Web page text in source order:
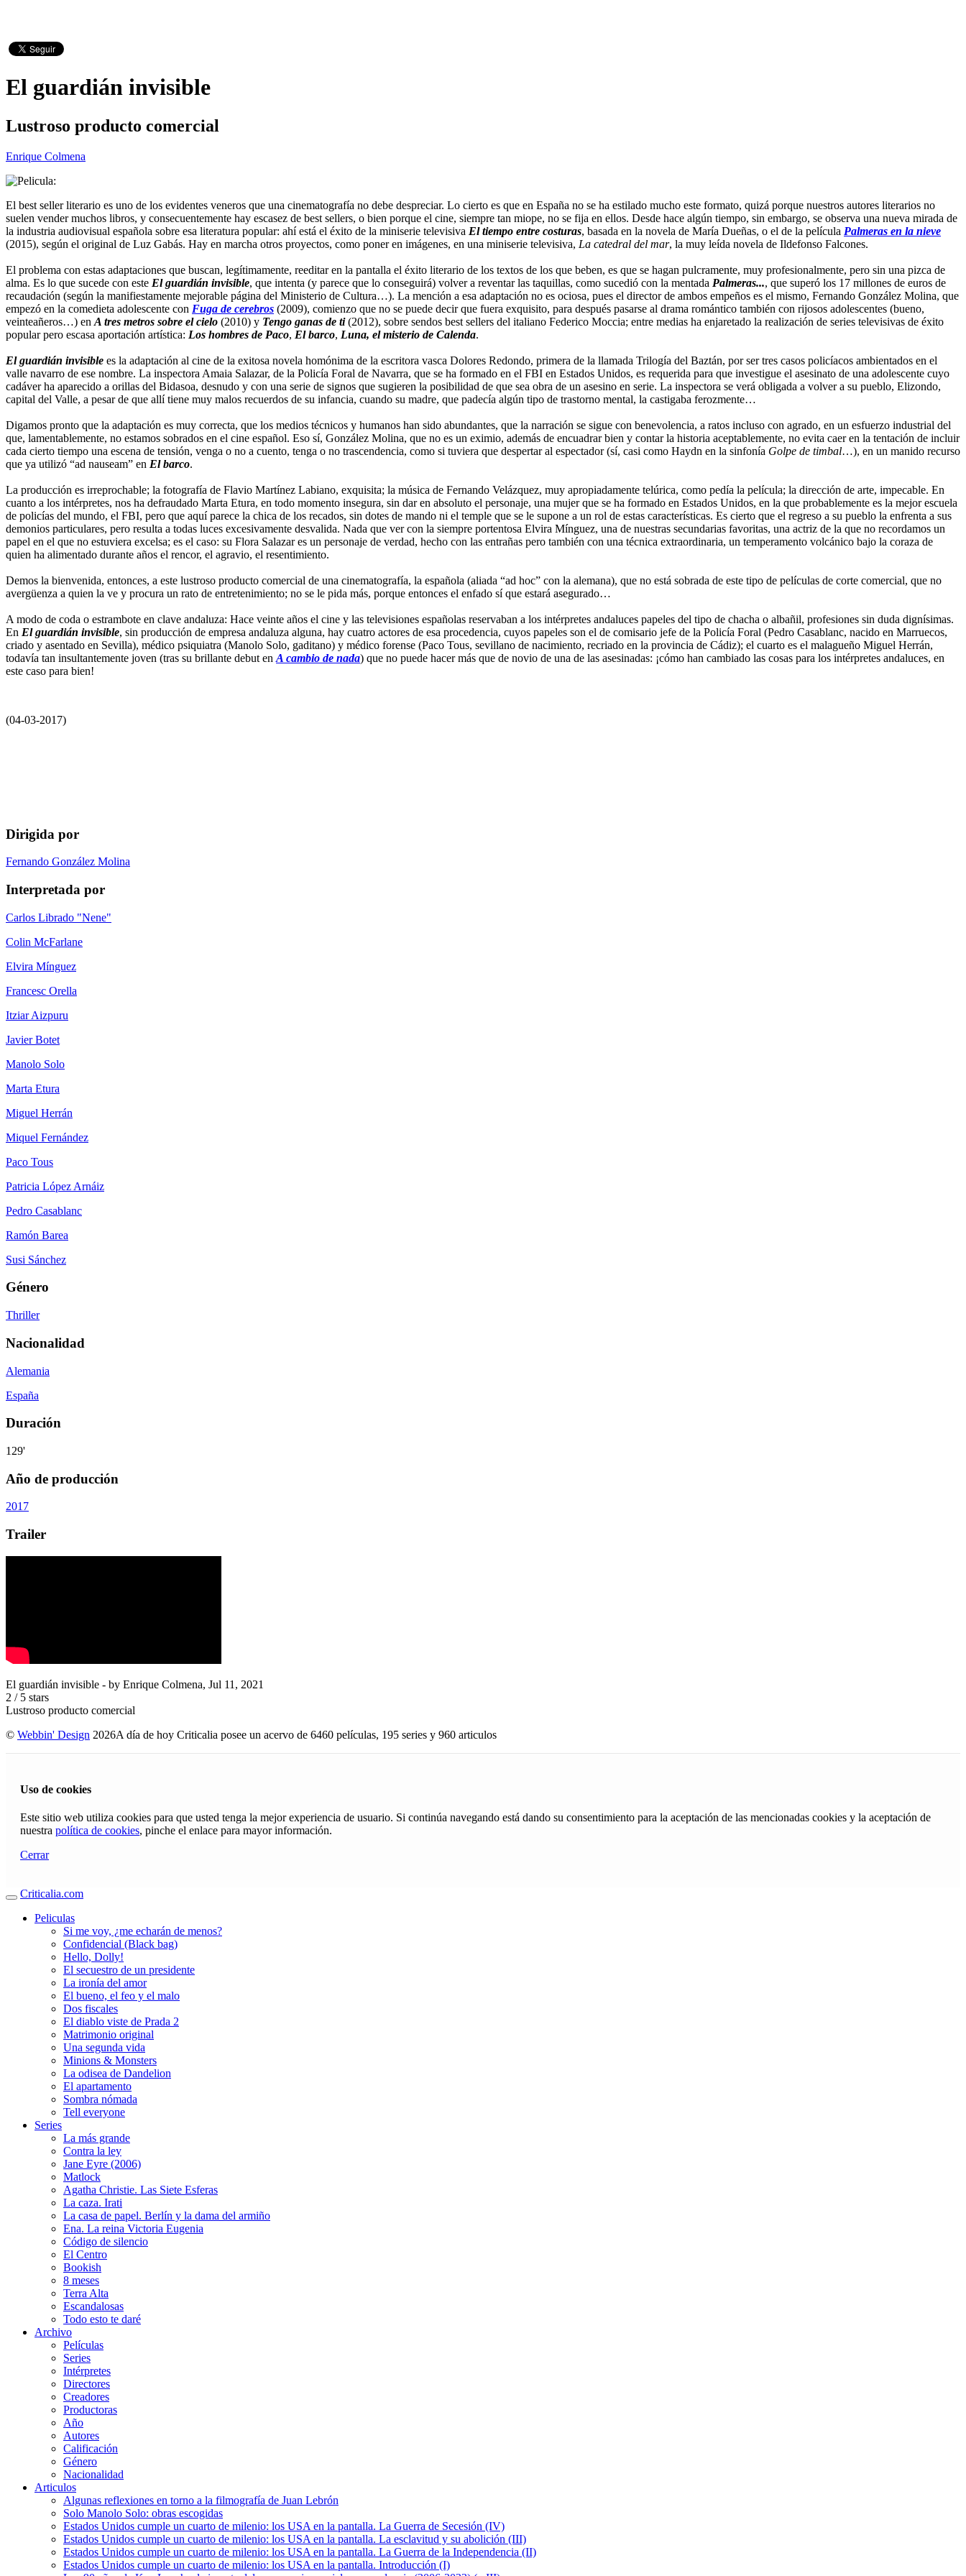
El guardián invisible
Lustroso producto comercial
Enrique Colmena
El best seller literario es uno de los evidentes veneros que una cinematografía no debe despreciar. Lo cierto es que en España no se ha estilado mucho este formato, quizá porque nuestros autores literarios no
suelen vender muchos libros, y consecuentemente hay escasez de best sellers, o bien porque el cine, siempre tan miope, no se fija en ellos. Desde hace algún tiempo, sin embargo, se observa una nueva mirada de
la industria audiovisual española sobre esa literatura popular: ahí está el éxito de la miniserie televisiva El tiempo entre costuras, basada en la novela de María Dueñas, o el de la película Palmeras en la nieve
(2015), según el original de Luz Gabás. Hay en marcha otros proyectos, como poner en imágenes, en una miniserie televisiva, La catedral del mar, la muy leída novela de Ildefonso Falcones.
El problema con estas adaptaciones que buscan, legítimamente, reeditar en la pantalla el éxito literario de los textos de los que beben, es que se hagan pulcramente, muy profesionalmente, pero sin una pizca de
alma. Es lo que sucede con este El guardián invisible, que intenta (y parece que lo conseguirá) volver a reventar las taquillas, como sucedió con la mentada Palmeras..., que superó los 17 millones de euros de
recaudación (según la manifiestamente mejorable página del Ministerio de Cultura…). La mención a esa adaptación no es ociosa, pues el director de ambos empeños es el mismo, Fernando González Molina, que
empezó en la comedieta adolescente con Fuga de cerebros (2009), comienzo que no se puede decir que fuera exquisito, para después pasarse al drama romántico también con rijosos adolescentes (bueno,
veinteañeros…) en A tres metros sobre el cielo (2010) y Tengo ganas de ti(2012), sobre sendos best sellers del italiano Federico Moccia; entre medias ha enjaretado la realización de series televisivas de éxito
popular pero escasa aportación artística: Los hombres de Paco, El barco, Luna, el misterio de Calenda.
El guardián invisible es la adaptación al cine de la exitosa novela homónima de la escritora vasca Dolores Redondo, primera de la llamada Trilogía del Baztán, por ser tres casos policíacos ambientados en el
valle navarro de ese nombre. La inspectora Amaia Salazar, de la Policía Foral de Navarra, que se ha formado en el FBI en Estados Unidos, es requerida para que investigue el asesinato de una adolescente cuyo
cadáver ha aparecido a orillas del Bidasoa, desnudo y con una serie de signos que sugieren la posibilidad de que sea obra de un asesino en serie. La inspectora se verá obligada a volver a su pueblo, Elizondo,
capital del Valle, a pesar de que allí tiene muy malos recuerdos de su infancia, cuando su madre, que padecía algún tipo de trastorno mental, la castigaba ferozmente…
Digamos pronto que la adaptación es muy correcta, que los medios técnicos y humanos han sido abundantes, que la narración se sigue con benevolencia, a ratos incluso con agrado, en un esfuerzo industrial del
que, lamentablemente, no estamos sobrados en el cine español. Eso sí, González Molina, que no es un eximio, además de encuadrar bien y contar la historia aceptablemente, no evita caer en la tentación de incluir
cada cierto tiempo una escena de tensión, venga o no a cuento, tenga o no trascendencia, como si tuviera que despertar al espectador (sí, casi como Haydn en la sinfonía Golpe de timbal…), en un manido recurso
que ya utilizó “ad nauseam” en El barco.
La producción es irreprochable; la fotografía de Flavio Martínez Labiano, exquisita; la música de Fernando Velázquez, muy apropiadamente telúrica, como pedía la película; la dirección de arte, impecable. En
cuanto a los intérpretes, nos ha defraudado Marta Etura, en todo momento insegura, sin dar en absoluto el personaje, una mujer que se ha formado en Estados Unidos, en la que probablemente es la mejor escuela
de policías del mundo, el FBI, pero que aquí parece la chica de los recados, sin dotes de mando ni el temple que se le supone a un rol de estas características. Es cierto que el regreso a su pueblo la enfrenta a sus
demonios particulares, pero resulta a todas luces excesivamente desvalida. Nada que ver con la siempre portentosa Elvira Mínguez, una de nuestras secundarias favoritas, una actriz de la que no recordamos un
papel en el que no estuviera excelsa; es el caso: su Flora Salazar es un personaje de verdad, hecho con las entrañas pero también con una técnica extraordinaria, un temperamento volcánico bajo la coraza de
quien ha alimentado durante años el rencor, el agravio, el resentimiento.
Demos la bienvenida, entonces, a este lustroso producto comercial de una cinematografía, la española (aliada “ad hoc” con la alemana), que no está sobrada de este tipo de películas de corte comercial, que no
avergüenza a quien la ve y procura un rato de entretenimiento; no se le pida más, porque entonces el enfado sí que estará asegurado…
A modo de coda o estrambote en clave andaluza: Hace veinte años el cine y las televisiones españolas reservaban a los intérpretes andaluces papeles del tipo de chacha o albañil, profesiones sin duda dignísimas.
En El guardián invisible, sin producción de empresa andaluza alguna, hay cuatro actores de esa procedencia, cuyos papeles son el de comisario jefe de la Policía Foral (Pedro Casablanc, nacido en Marruecos,
criado y asentado en Sevilla), médico psiquiatra (Manolo Solo, gaditano) y médico forense (Paco Tous, sevillano de nacimiento, recriado en la provincia de Cádiz); el cuarto es el malagueño Miguel Herrán,
todavía tan insultantemente joven (tras su brillante debut en A cambio de nada) que no puede hacer más que de novio de una de las asesinadas: ¡cómo han cambiado las cosas para los intérpretes andaluces, en
este caso para bien!
(04-03-2017)
Dirigida por
Fernando González Molina
Interpretada por
Carlos Librado "Nene"
Colin McFarlane
Elvira Mínguez
Francesc Orella
Itziar Aizpuru
Javier Botet
Manolo Solo
Marta Etura
Miguel Herrán
Miquel Fernández
Paco Tous
Patricia López Arnáiz
Pedro Casablanc
Ramón Barea
Susi Sánchez
Género
Thriller
Nacionalidad
Alemania
España
Duración
129'
Año de producción
2017
Trailer
El guardián invisible - by Enrique Colmena, Jul 11, 2021
2 / 5 stars
Lustroso producto comercial
© Webbin' Design 2026A día de hoy Criticalia posee un acervo de 6460 películas, 195 series y 960 articulos
Uso de cookies
Este sitio web utiliza cookies para que usted tenga la mejor experiencia de usuario. Si continúa navegando está dando su consentimiento para la aceptación de las mencionadas cookies y la aceptación de
nuestra política de cookies, pinche el enlace para mayor información.
Cerrar
Criticalia.com
Peliculas
Si me voy, ¿me echarán de menos?
Confidencial (Black bag)
Hello, Dolly!
El secuestro de un presidente
La ironía del amor
El bueno, el feo y el malo
Dos fiscales
El diablo viste de Prada 2
Matrimonio original
Una segunda vida
Minions & Monsters
La odisea de Dandelion
El apartamento
Sombra nómada
Tell everyone
Series
La más grande
Contra la ley
Jane Eyre (2006)
Matlock
Agatha Christie. Las Siete Esferas
La caza. Irati
La casa de papel. Berlín y la dama del armiño
Ena. La reina Victoria Eugenia
Código de silencio
El Centro
Bookish
8 meses
Terra Alta
Escandalosas
Todo esto te daré
Archivo
Películas
Series
Intérpretes
Directores
Creadores
Productoras
Año
Autores
Calificación
Género
Nacionalidad
Articulos
Algunas reflexiones en torno a la filmografía de Juan Lebrón
Solo Manolo Solo: obras escogidas
Estados Unidos cumple un cuarto de milenio: los USA en la pantalla. La Guerra de Secesión (IV)
Estados Unidos cumple un cuarto de milenio: los USA en la pantalla. La esclavitud y su abolición (III)
Estados Unidos cumple un cuarto de milenio: los USA en la pantalla. La Guerra de la Independencia (II)
Estados Unidos cumple un cuarto de milenio: los USA en la pantalla. Introducción (I)